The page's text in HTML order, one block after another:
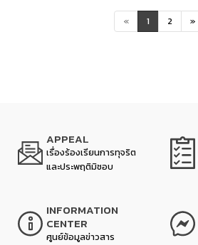
« 1 2 »
APPEAL
เรื่องร้องเรียนการทุจริต
และประพฤติมิชอบ
INFORMATION
CENTER
ศูนย์ข้อมูลข่าวสาร